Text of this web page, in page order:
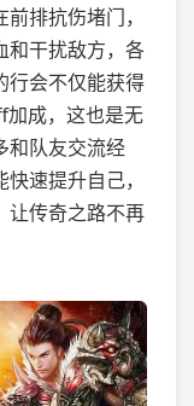
排抗伤堵门，
和干扰敌方，各
行会不仅能获得
成，这也是无
和队友交流经
速提升自己，
让传奇之路不再